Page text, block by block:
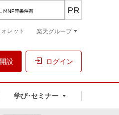
設 ログイン
学び･セミナー
PR
ォレット 楽天グループ